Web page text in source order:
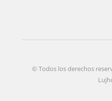
© Desarrollado por
© Todos los derechos